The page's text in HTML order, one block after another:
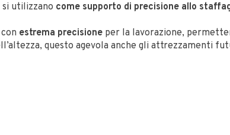
utilizzano come supporto di precisione allo
estrema precisione per la lavorazione,
questo agevola anche gli attrezzamenti